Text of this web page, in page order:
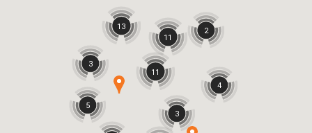
11
3
11
13
4
3
2
5